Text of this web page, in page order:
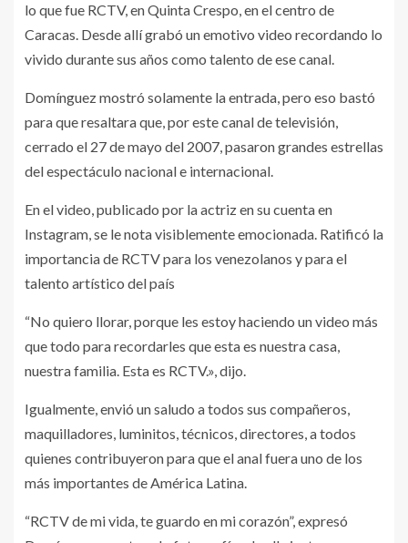
lo que fue RCTV, en Quinta Crespo, en el centro de
Caracas. Desde allí grabó un emotivo video recordando lo
vivido durante sus años como talento de ese canal.
Domínguez mostró solamente la entrada, pero eso bastó
para que resaltara que, por este canal de televisión,
cerrado el 27 de mayo del 2007, pasaron grandes estrellas
del espectáculo nacional e internacional.
En el video, publicado por la actriz en su cuenta en
Instagram, se le nota visiblemente emocionada. Ratificó la
importancia de RCTV para los venezolanos y para el
talento artístico del país
“No quiero llorar, porque les estoy haciendo un video más
que todo para recordarles que esta es nuestra casa,
nuestra familia. Esta es RCTV.», dijo.
Igualmente, envió un saludo a todos sus compañeros,
maquilladores, luminitos, técnicos, directores, a todos
quienes contribuyeron para que el anal fuera uno de los
más importantes de América Latina.
“RCTV de mi vida, te guardo en mi corazón”, expresó